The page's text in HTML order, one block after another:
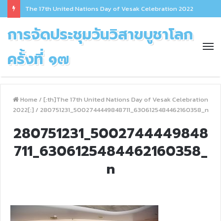
The 17th United Nations Day of Vesak Celebration 2022
การจัดประชุมวันวิสาขบูชาโลก
ครั้งที่ ๑๗
Home / [:th]The 17th United Nations Day of Vesak Celebration
2022[:] / 280751231_5002744449848711_6306125484462160358_n
280751231_5002744449848
711_6306125484462160358_
n